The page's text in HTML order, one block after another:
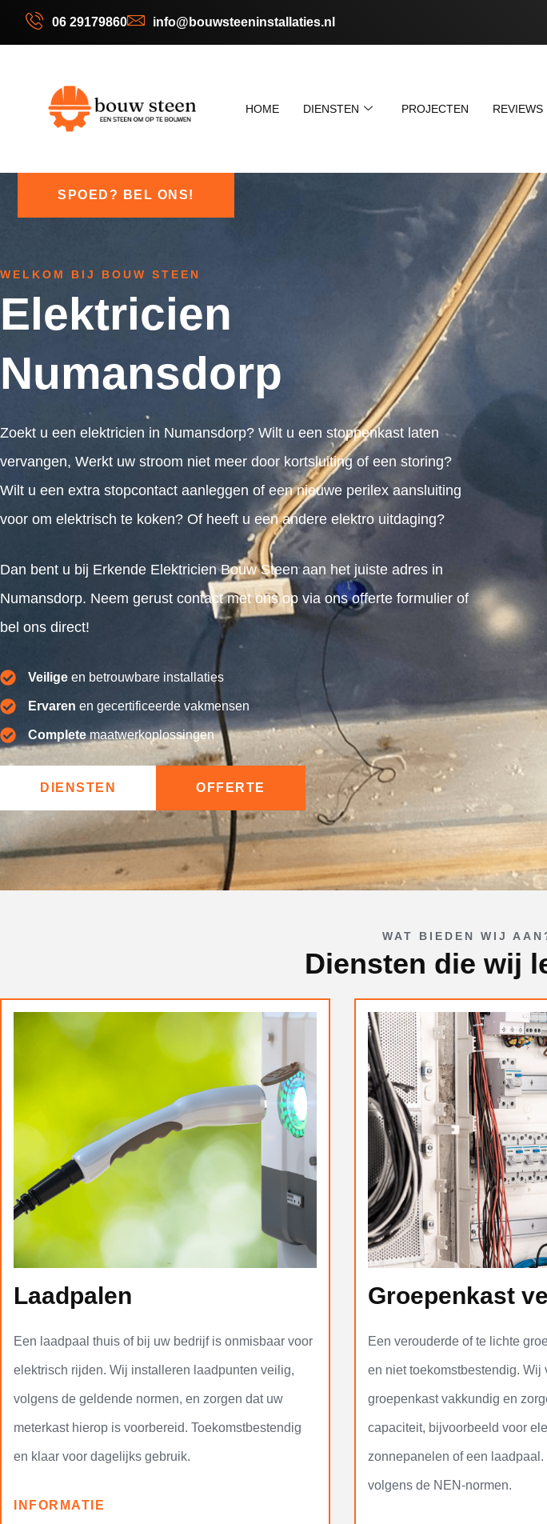
06 29179860 info@bouwsteeninstallaties.nl
HOME DIENSTEN PROJECTEN REVIEWS
SPOED? BEL ONS!
WELKOM BIJ BOUW STEEN
Elektricien
Numansdorp
Zoekt u een elektricien in Numansdorp? Wilt u een stoppenkast laten
vervangen, Werkt uw stroom niet meer door kortsluiting of een storing?
Wilt u een extra stopcontact aanleggen of een nieuwe perilex aansluiting
voor om elektrisch te koken? Of heeft u een andere elektro uitdaging?
Dan bent u bij Erkende Elektricien Bouw Steen aan het juiste adres in
Numansdorp. Neem gerust contact met ons op via ons offerte formulier of
bel ons direct!
Veilige en betrouwbare installaties
Ervaren en gecertificeerde vakmensen
Completemaatwerkoplossingen
DIENSTEN OFFERTE
WAT BIEDEN WIJ
Diensten die wij
Laadpalen
Een laadpaal thuis of bij uw bedrijf is onmisbaar voor
elektrisch rijden. Wij installeren laadpunten veilig,
volgens de geldende normen, en zorgen dat uw
meterkast hierop is voorbereid. Toekomstbestendig
en klaar voor dagelijks gebruik.
INFORMATIE
Groepenkast
Een verouderde of te lichte
en niet toekomstbestendig. Wij
groepenkast vakkundig en
capaciteit, bijvoorbeeld voor
zonnepanelen of een
volgens de NEN-normen.